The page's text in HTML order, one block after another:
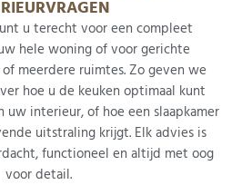
u terecht voor een compleet
hele woning of voor gerichte
meerdere ruimtes. Zo geven we
hoe u de keuken optimaal kunt
interieur, of hoe een slaapkamer
uitstraling krijgt. Elk advies is
functioneel en altijd met oog
voor detail.